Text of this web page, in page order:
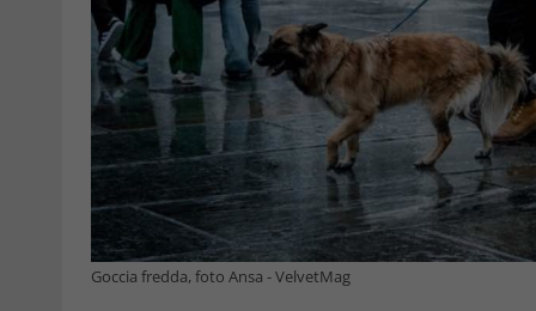
Goccia fredda, foto Ansa - VelvetMag